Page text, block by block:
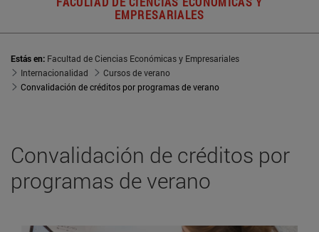
EMPRESARIALES
Estás en: Facultad de Ciencias Económicas y Empresariales
Internacionalidad
Cursos de verano
Convalidación de créditos por programas de verano
Convalidación de créditos por
programas de verano